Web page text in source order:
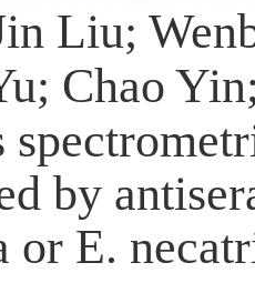
Liu;
Chao
by
or E.